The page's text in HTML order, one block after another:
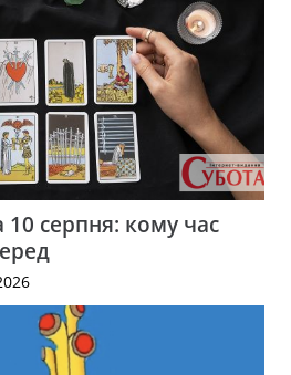
10 серпня: кому час